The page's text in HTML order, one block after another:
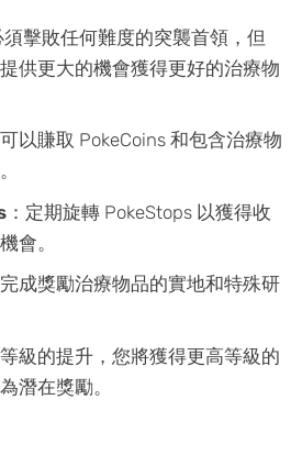
擊敗任何難度的突襲首領，但
供更大的機會獲得更好的治療物
以賺取 PokeCoins 和包含治療物
：定期旋轉 PokeStops 以獲得收
會。
成獎勵治療物品的實地和特殊研
級的提升，您將獲得更高等級的
潛在獎勵。